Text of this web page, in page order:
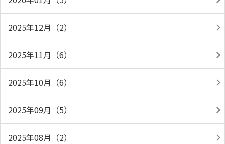
2025年12月（2）
2025年11月（6）
2025年10月（6）
2025年09月（5）
2025年08月（2）